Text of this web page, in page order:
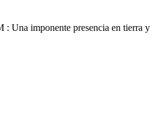
: Una imponente presencia en tierra y